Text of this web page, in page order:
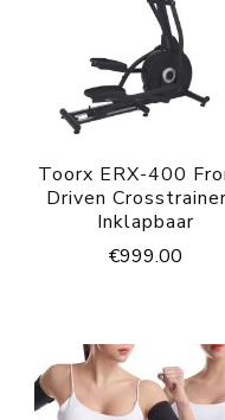
Toorx ERX-400
Driven
Inklapbaar
€999.00